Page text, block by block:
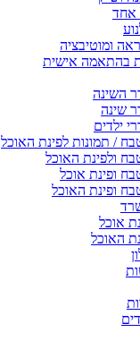
אחד
ומוטיבציה
בהתאמה אישית
השינה
שינה
ילדים
/ תמונות לפינת האוכל
ולפינת האוכל
ופינת אוכל
ופינת האוכל
אוכל
האוכל